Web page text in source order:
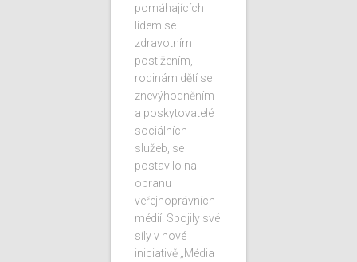
pomáhajících
lidem se
zdravotním
postižením,
rodinám dětí se
znevýhodněním
a poskytovatelé
sociálních
služeb, se
postavilo na
obranu
veřejnoprávních
médií. Spojily své
síly v nové
iniciativě „Média